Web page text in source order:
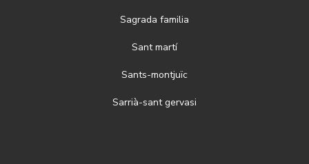
Sagrada familia
Sant martí
Sants-montjuïc
Sarrià-sant gervasi